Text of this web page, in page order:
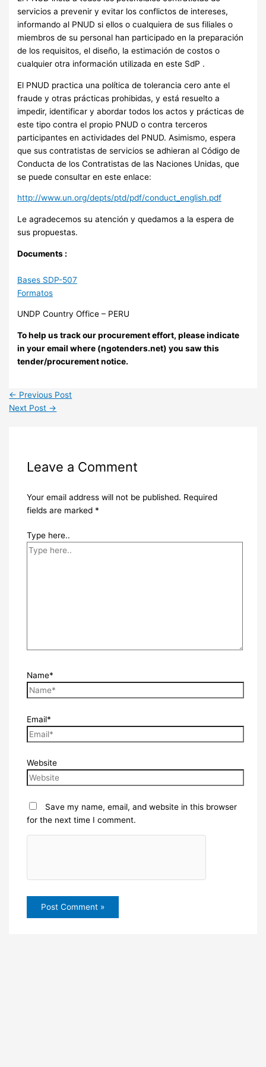
servicios a prevenir y evitar los conflictos de intereses,
informando al PNUD si ellos o cualquiera de sus filiales o
miembros de su personal han participado en la preparación
de los requisitos, el diseño, la estimación de costos o
cualquier otra información utilizada en este SdP .
El PNUD practica una política de tolerancia cero ante el
fraude y otras prácticas prohibidas, y está resuelto a
impedir, identificar y abordar todos los actos y prácticas de
este tipo contra el propio PNUD o contra terceros
participantes en actividades del PNUD. Asimismo, espera
que sus contratistas de servicios se adhieran al Código de
Conducta de los Contratistas de las Naciones Unidas, que
se puede consultar en este enlace:
http://www.un.org/depts/ptd/pdf/conduct_english.pdf
Le agradecemos su atención y quedamos a la espera de
sus propuestas.
Documents :
Bases SDP-507
Formatos
UNDP Country Office – PERU
To help us track our procurement effort, please indicate
in your email where (ngotenders.net) you saw this
tender/procurement notice.
← Previous Post
Next Post →
Leave a Comment
Your email address will not be published. Required
fields are marked *
Type here..
Name*
Email*
Website
Save my name, email, and website in this browser
for the next time I comment.